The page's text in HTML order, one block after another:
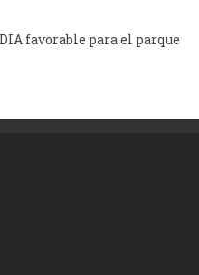
favorable para el parque